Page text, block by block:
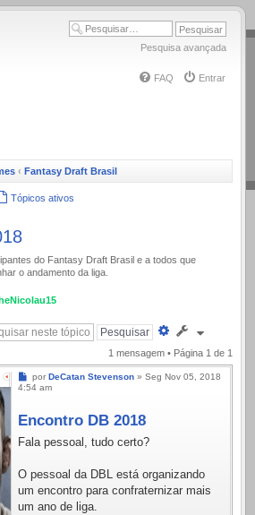
Pesquisa avançada
FAQ Entrar
‹ Fantasy Draft Brasil
Tópicos ativos
do Fantasy Draft Brasil e a todos que
o andamento da liga.
Pesquisa
avançada
1 mensagem • Página 1 de 1
Mensagem
por DeCatan Stevenson» Seg Nov 05, 2018
4:54 am
Encontro DB 2018
Fala pessoal, tudo certo?
O pessoal da DBL está organizando
um encontro para confraternizar mais
um ano de liga.